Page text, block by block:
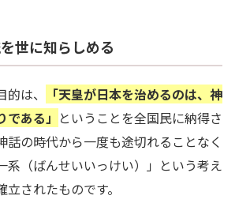
世に知らしめる
は、
「天皇が日本を治めるのは、神
ある」 ということを全国民に納得さ
話の時代から一度も途切れることなく
系（ばんせいいっけい）」という考え
されたものです。